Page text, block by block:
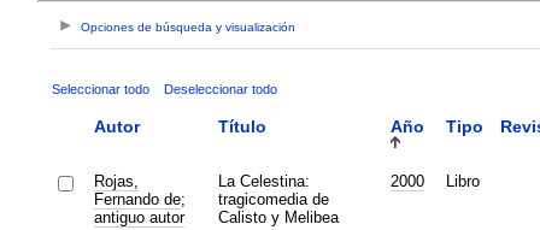
Opciones de búsqueda y visualización
Seleccionar todo Deseleccionar todo
Autor Título Año Tipo
Rojas,
Fernando de;
antiguo autor
La Celestina:
tragicomedia de
Calisto y Melibea
2000 Libro